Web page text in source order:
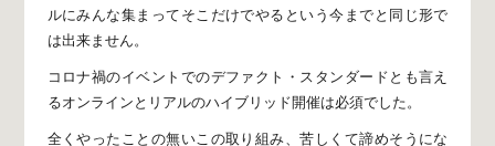
ルにみんな集まってそこだけでやるという今までと同じ形で
は出来ません。
コロナ禍のイベントでのデファクト・スタンダードとも言え
るオンラインとリアルのハイブリッド開催は必須でした。
全くやったことの無いこの取り組み、苦しくて諦めそうにな